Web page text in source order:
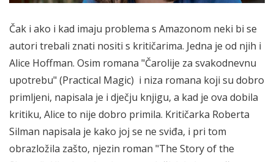
Čak i ako i kad imaju problema s Amazonom neki bi se
autori trebali znati nositi s kritičarima. Jedna je od njih i
Alice Hoffman. Osim romana "Čarolije za svakodnevnu
upotrebu" (Practical Magic) i niza romana koji su dobro
primljeni, napisala je i dječju knjigu, a kad je ova dobila
kritiku, Alice to nije dobro primila. Kritičarka Roberta
Silman napisala je kako joj se ne sviđa, i pri tom
obrazložila zašto, njezin roman "The Story of the